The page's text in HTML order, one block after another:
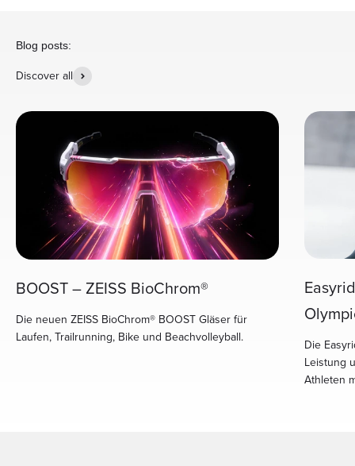
Blog posts:
Discover all
BOOST – ZEISS BioChrom®
Die neuen ZEISS BioChrom® BOOST Gläser für
Laufen, Trailrunning, Bike und Beachvolleyball.
Die
Leistung
Athleten